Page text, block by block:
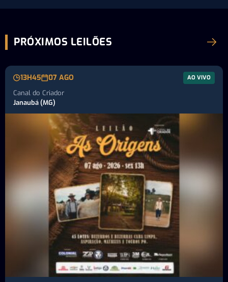
PRÓXIMOS LEILÕES
13H45 07 AGO AO VIVO
Canal do Criador
Janaubá (MG)